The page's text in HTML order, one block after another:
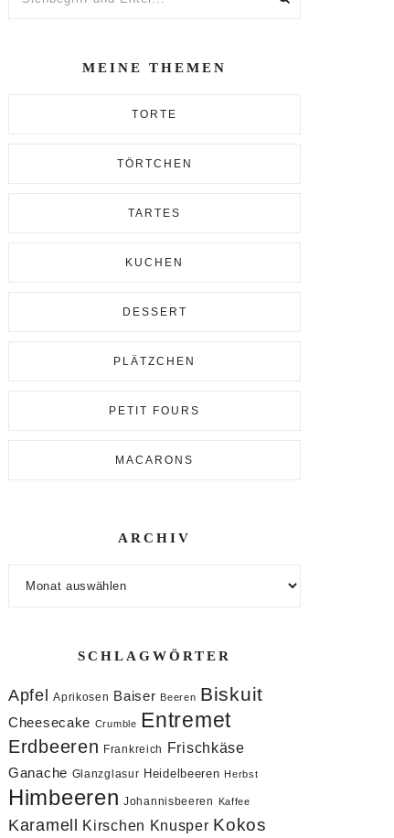
MEINE THEMEN
TORTE
TÖRTCHEN
TARTES
KUCHEN
DESSERT
PLÄTZCHEN
PETIT FOURS
MACARONS
ARCHIV
SCHLAGWÖRTER
Apfel Aprikosen Baiser Beeren Biskuit
Cheesecake Crumble Entremet
Erdbeeren Frankreich Frischkäse
Ganache Glanzglasur Heidelbeeren Herbst
Himbeeren Johannisbeeren Kaffee
Karamell Kirschen Knusper Kokos